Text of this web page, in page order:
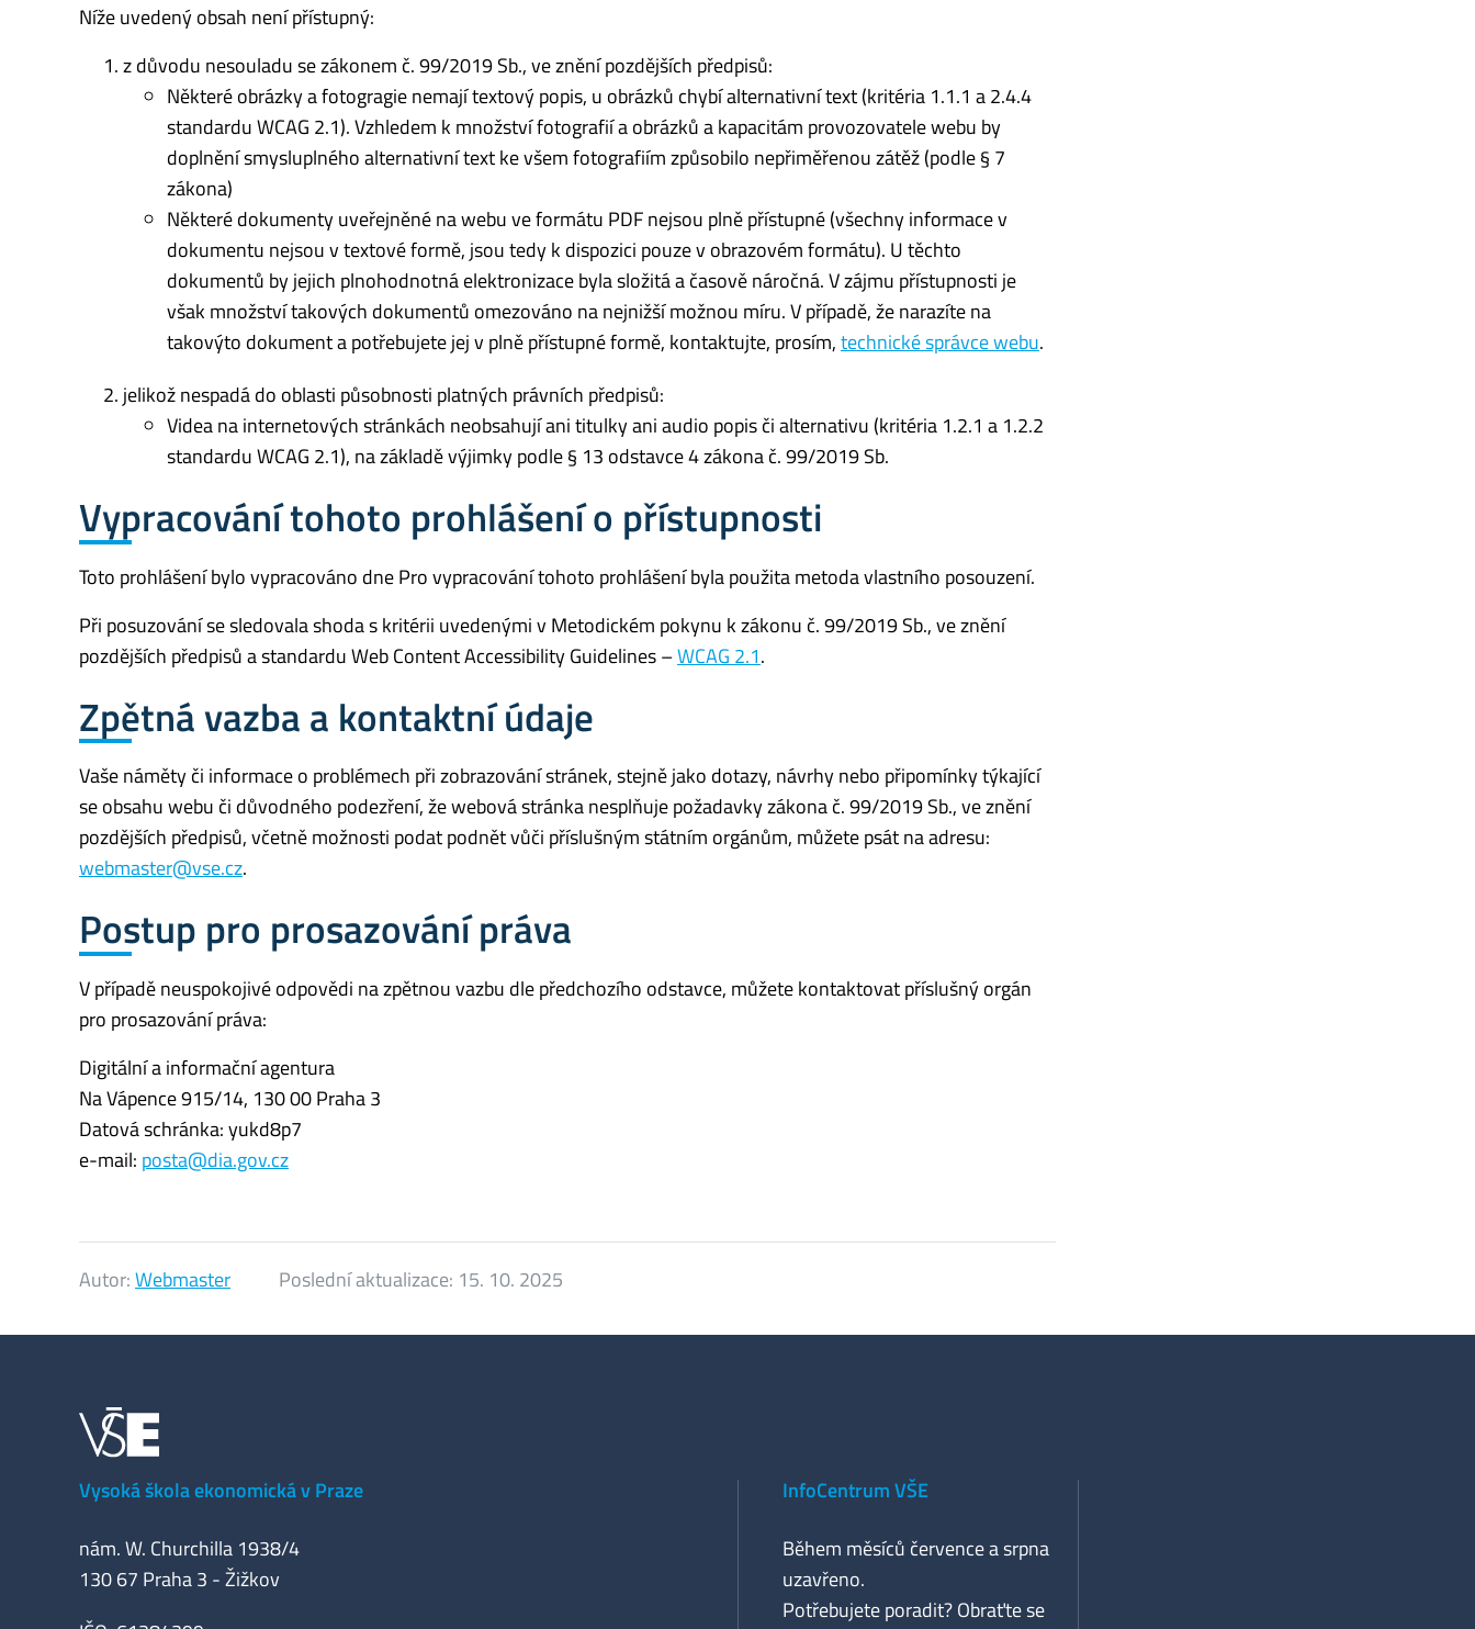
Níže uvedený obsah není přístupný:
z důvodu nesouladu se zákonem č. 99/2019 Sb., ve znění pozdějších předpisů:
Některé obrázky a fotogragie nemají textový popis, u obrázků chybí alternativní text (kritéria 1.1.1 a 2.4.4
standardu WCAG 2.1). Vzhledem k množství fotografií a obrázků a kapacitám provozovatele webu by
doplnění smysluplného alternativní text ke všem fotografiím způsobilo nepřiměřenou zátěž (podle § 7
zákona)
Některé dokumenty uveřejněné na webu ve formátu PDF nejsou plně přístupné (všechny informace v
dokumentu nejsou v textové formě, jsou tedy k dispozici pouze v obrazovém formátu). U těchto
dokumentů by jejich plnohodnotná elektronizace byla složitá a časově náročná. V zájmu přístupnosti je
však množství takových dokumentů omezováno na nejnižší možnou míru. V případě, že narazíte na
takovýto dokument a potřebujete jej v plně přístupné formě, kontaktujte, prosím,technické správce webu.
jelikož nespadá do oblasti působnosti platných právních předpisů:
Videa na internetových stránkách neobsahují ani titulky ani audio popis či alternativu (kritéria 1.2.1 a 1.2.2
standardu WCAG 2.1), na základě výjimky podle § 13 odstavce 4 zákona č. 99/2019 Sb.
Vypracování tohoto prohlášení o přístupnosti
Toto prohlášení bylo vypracováno dne Pro vypracování tohoto prohlášení byla použita metoda vlastního posouzení.
Při posuzování se sledovala shoda s kritérii uvedenými v Metodickém pokynu k zákonu č. 99/2019 Sb., ve znění
pozdějších předpisů a standardu Web Content Accessibility Guidelines –WCAG 2.1.
Zpětná vazba a kontaktní údaje
Vaše náměty či informace o problémech při zobrazování stránek, stejně jako dotazy, návrhy nebo připomínky týkající
se obsahu webu či důvodného podezření, že webová stránka nesplňuje požadavky zákona č. 99/2019 Sb., ve znění
pozdějších předpisů, včetně možnosti podat podnět vůči příslušným státním orgánům, můžete psát na adresu:
webmaster@vse.cz.
Postup pro prosazování práva
V případě neuspokojivé odpovědi na zpětnou vazbu dle předchozího odstavce, můžete kontaktovat příslušný orgán
pro prosazování práva:
Digitální a informační agentura
Na Vápence 915/14, 130 00 Praha 3
Datová schránka: yukd8p7
e-mail: posta@dia.gov.cz
Autor:Webmaster Poslední aktualizace: 15. 10. 2025
Vysoká škola ekonomická v Praze
nám. W. Churchilla 1938/4
130 67 Praha 3 - Žižkov
InfoCentrum VŠE
Během měsíců července a srpna
uzavřeno.
Potřebujete poradit? Obraťte se